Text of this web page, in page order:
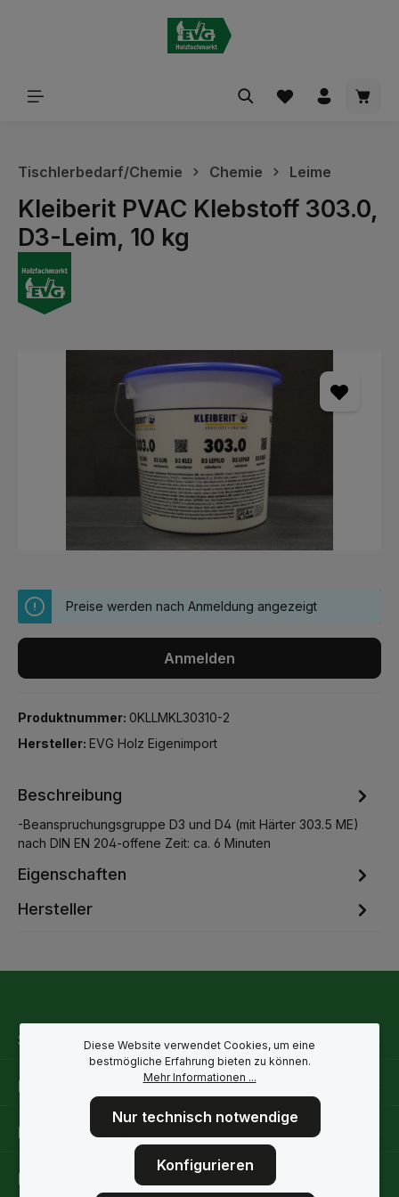
Tischlerbedarf/Chemie Chemie Leime
Kleiberit PVAC Klebstoff 303.0,
D3-Leim, 10 kg
Preise werden nach Anmeldung angezeigt
Anmelden
Produktnummer: 0KLLMKL30310-2
Hersteller: EVG Holz Eigenimport
Beschreibung
-Beanspruchungsgruppe D3 und D4 (mit Härter 303.5 ME)
nach DIN EN 204-offene Zeit: ca. 6 Minuten
Eigenschaften
Hersteller
Service-Hotline
Rechtliche Hinweise
Informationen
Folge uns
Diese Website verwendet Cookies, um eine
bestmögliche Erfahrung bieten zu können.
Mehr Informationen ...
Nur technisch notwendige
Konfigurieren